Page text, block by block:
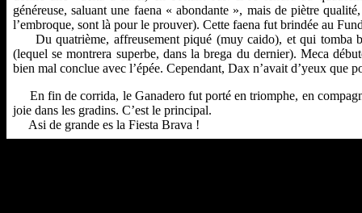
généreuse, saluant une faena « abondante », mais de piètre
l’embroque, sont là pour le prouver). Cette faena fut brindée au
Du quatrième, affreusement piqué (muy caido), et qui tomba
(lequel se montrera superbe, dans la brega du dernier). Meca
bien mal conclue avec l’épée. Cependant, Dax n’avait d’yeux
En fin de corrida, le Ganadero fut porté en triomphe, en
joie dans les gradins. C’est le principal.
Asi de grande es la Fiesta Brava !